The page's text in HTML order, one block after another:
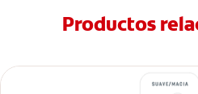
Productos